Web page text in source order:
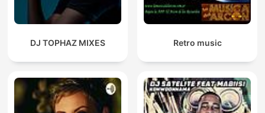
DJ TOPHAZ MIXES Retro music